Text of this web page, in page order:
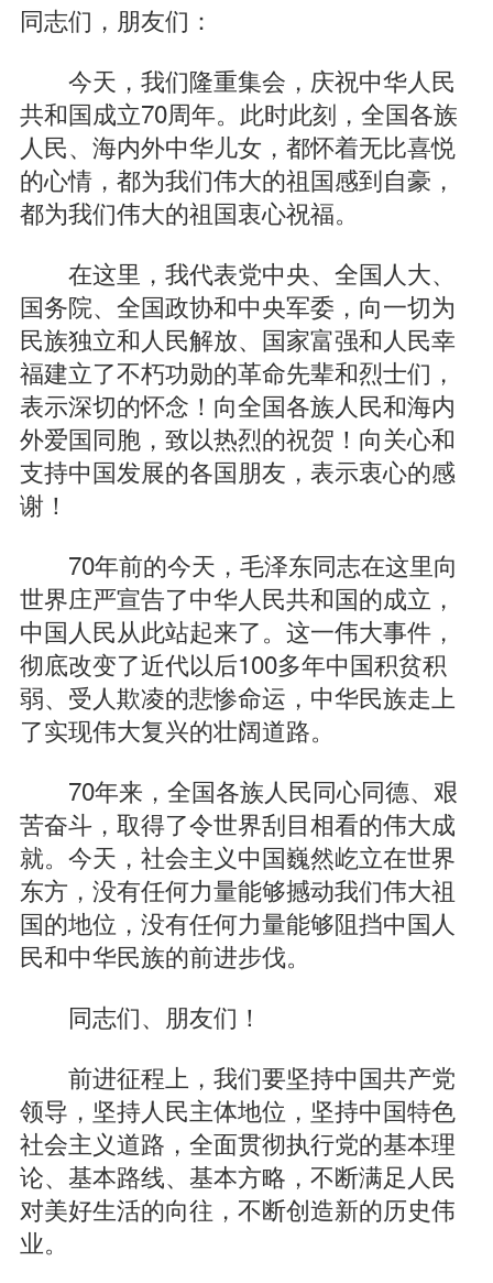
同志们，朋友们：
今天，我们隆重集会，庆祝中华人民
共和国成立70周年。此时此刻，全国各族
人民、海内外中华儿女，都怀着无比喜悦
的心情，都为我们伟大的祖国感到自豪，
都为我们伟大的祖国衷心祝福。
在这里，我代表党中央、全国人大、
国务院、全国政协和中央军委，向一切为
民族独立和人民解放、国家富强和人民幸
福建立了不朽功勋的革命先辈和烈士们，
表示深切的怀念！向全国各族人民和海内
外爱国同胞，致以热烈的祝贺！向关心和
支持中国发展的各国朋友，表示衷心的感
谢！
70年前的今天，毛泽东同志在这里向
世界庄严宣告了中华人民共和国的成立，
中国人民从此站起来了。这一伟大事件，
彻底改变了近代以后100多年中国积贫积
弱、受人欺凌的悲惨命运，中华民族走上
了实现伟大复兴的壮阔道路。
70年来，全国各族人民同心同德、艰
苦奋斗，取得了令世界刮目相看的伟大成
就。今天，社会主义中国巍然屹立在世界
东方，没有任何力量能够撼动我们伟大祖
国的地位，没有任何力量能够阻挡中国人
民和中华民族的前进步伐。
同志们、朋友们！
前进征程上，我们要坚持中国共产党
领导，坚持人民主体地位，坚持中国特色
社会主义道路，全面贯彻执行党的基本理
论、基本路线、基本方略，不断满足人民
对美好生活的向往，不断创造新的历史伟
业。